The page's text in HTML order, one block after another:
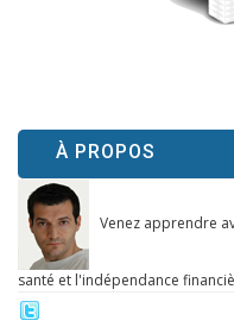
À PROPOS
Venez apprendre
santé et l'indépendance